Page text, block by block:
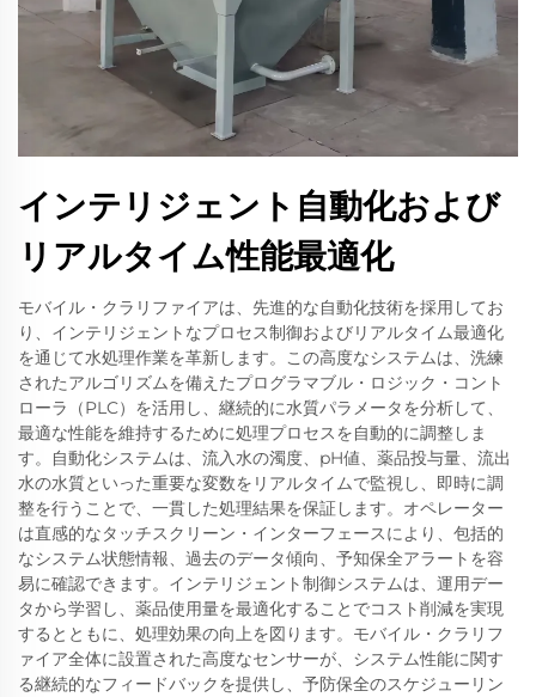
インテリジェント自動化および
リアルタイム性能最適化
モバイル・クラリファイアは、先進的な自動化技術を採用してお
り、インテリジェントなプロセス制御およびリアルタイム最適化
を通じて水処理作業を革新します。この高度なシステムは、洗練
されたアルゴリズムを備えたプログラマブル・ロジック・コント
ローラ（PLC）を活用し、継続的に水質パラメータを分析して、
最適な性能を維持するために処理プロセスを自動的に調整しま
す。自動化システムは、流入水の濁度、pH値、薬品投与量、流出
水の水質といった重要な変数をリアルタイムで監視し、即時に調
整を行うことで、一貫した処理結果を保証します。オペレーター
は直感的なタッチスクリーン・インターフェースにより、包括的
なシステム状態情報、過去のデータ傾向、予知保全アラートを容
易に確認できます。インテリジェント制御システムは、運用デー
タから学習し、薬品使用量を最適化することでコスト削減を実現
するとともに、処理効果の向上を図ります。モバイル・クラリフ
ァイア全体に設置された高度なセンサーが、システム性能に関す
る継続的なフィードバックを提供し、予防保全のスケジューリン